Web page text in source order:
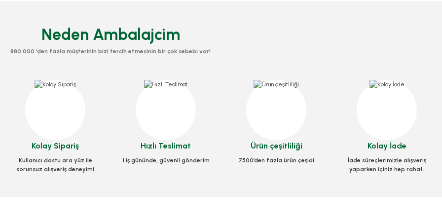
1.540,00 TL + KDV
Sepete Ekle
3.388,00 TL+ KDV 2.310,00 TL+ KDV
1.925,00 TL
Neden Ambalajcim
880.000 ‘den fazla müşterinin bizi tercih etmesinin bir çok sebebi var!
Kolay Sipariş
Kullanıcı dostu ara yüz ile
sorunsuz alışveriş deneyimi
Hızlı Teslimat
1 iş gününde, güvenli gönderim
Ürün çeşitliliği
7500’den fazla ürün çeşidi
Kolay İade
İade süreçlerimizle alışveriş
yaparken içiniz hep rahat.